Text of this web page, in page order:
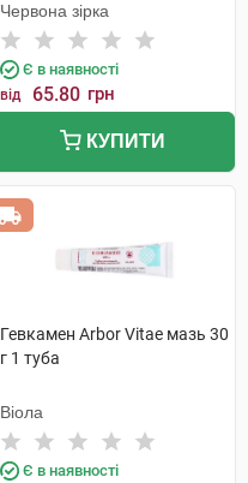
Червона зірка
Є в наявності
від 65.80 грн
КУПИТИ
Гевкамен Arbor Vitae мазь 30
г 1 туба
Віола
Є в наявності